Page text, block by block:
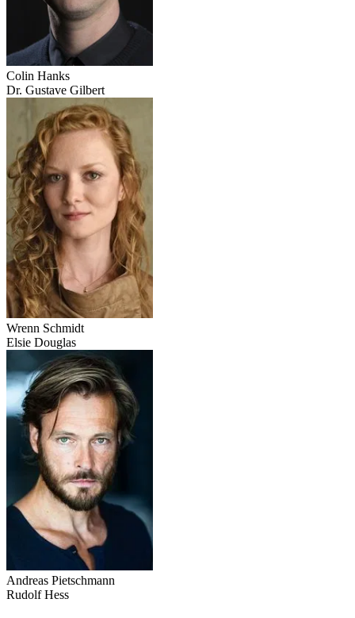
Colin Hanks
Dr. Gustave Gilbert
Wrenn Schmidt
Elsie Douglas
Andreas Pietschmann
Rudolf Hess